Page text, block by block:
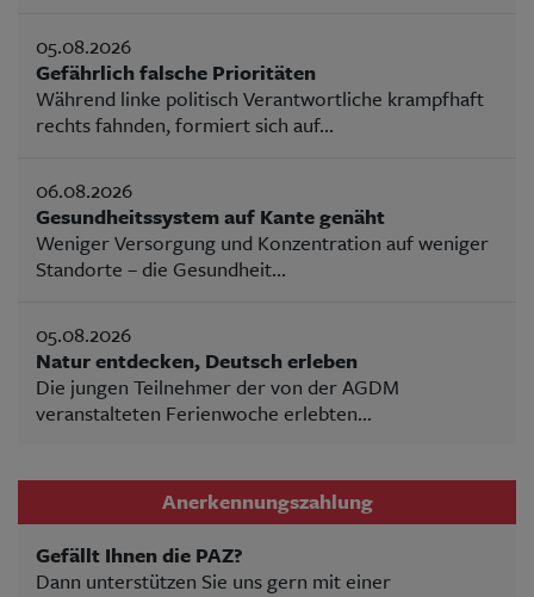
05.08.2026
Gefährlich falsche Prioritäten
Während linke politisch Verantwortliche krampfhaft
rechts fahnden, formiert sich auf...
06.08.2026
Gesundheitssystem auf Kante genäht
Weniger Versorgung und Konzentration auf weniger
Standorte – die Gesundheit...
05.08.2026
Natur entdecken, Deutsch erleben
Die jungen Teilnehmer der von der AGDM
veranstalteten Ferienwoche erlebten...
Anerkennungszahlung
Gefällt Ihnen die PAZ?
Dann unterstützen Sie uns gern mit einer